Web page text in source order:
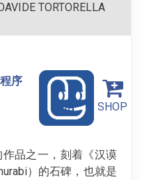
TORTORELLA
序
SHOP
品之一，刻着《汉谟
）的石碑，也就是